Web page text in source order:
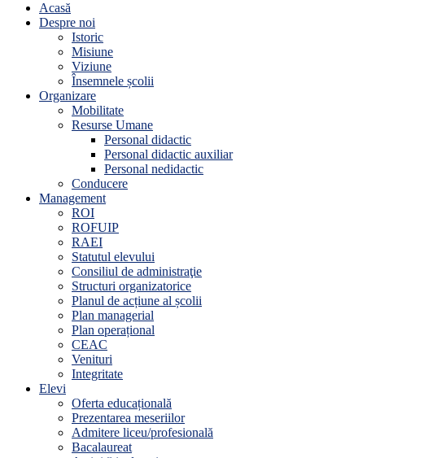
Acasă
Despre noi
Istoric
Misiune
Viziune
Însemnele școlii
Organizare
Mobilitate
Resurse Umane
Personal didactic
Personal didactic auxiliar
Personal nedidactic
Conducere
Management
ROI
ROFUIP
RAEI
Statutul elevului
Consiliul de administraţie
Structuri organizatorice
Planul de acțiune al școlii
Plan managerial
Plan operațional
CEAC
Venituri
Integritate
Elevi
Oferta educațională
Prezentarea meseriilor
Admitere liceu/profesională
Bacalaureat